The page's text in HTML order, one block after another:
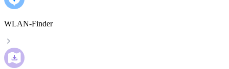
WLAN-Finder